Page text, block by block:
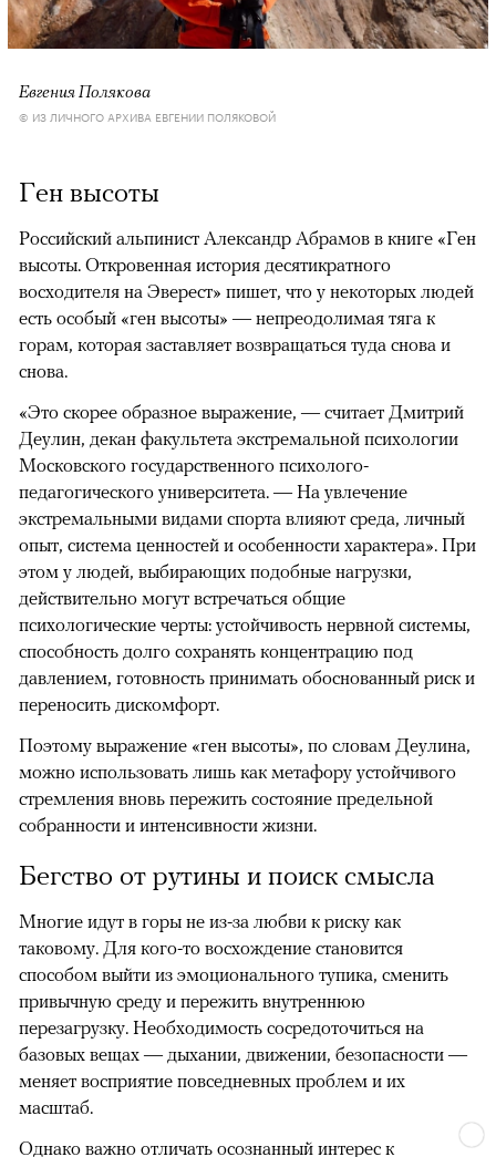
Евгения Полякова
© ИЗ ЛИЧНОГО АРХИВА ЕВГЕНИИ ПОЛЯКОВОЙ
Ген высоты
Российский альпинист Александр Абрамов в книге «Ген
высоты. Откровенная история десятикратного
восходителя на Эверест» пишет, что у некоторых людей
есть особый «ген высоты» — непреодолимая тяга к
горам, которая заставляет возвращаться туда снова и
снова.
«Это скорее образное выражение, — считает Дмитрий
Деулин, декан факультета экстремальной психологии
Московского государственного психолого-
педагогического университета. — На увлечение
экстремальными видами спорта влияют среда, личный
опыт, система ценностей и особенности характера». При
этом у людей, выбирающих подобные нагрузки,
действительно могут встречаться общие
психологические черты: устойчивость нервной системы,
способность долго сохранять концентрацию под
давлением, готовность принимать обоснованный риск и
переносить дискомфорт.
Поэтому выражение «ген высоты», по словам Деулина,
можно использовать лишь как метафору устойчивого
стремления вновь пережить состояние предельной
собранности и интенсивности жизни.
Бегство от рутины и поиск смысла
Многие идут в горы не из-за любви к риску как
таковому. Для кого-то восхождение становится
способом выйти из эмоционального тупика, сменить
привычную среду и пережить внутреннюю
перезагрузку. Необходимость сосредоточиться на
базовых вещах — дыхании, движении, безопасности —
меняет восприятие повседневных проблем и их
масштаб.
Однако важно отличать осознанный интерес к